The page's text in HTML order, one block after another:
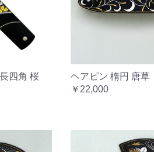
四角 桜
ヘアピン 楕円 唐草
￥22,000